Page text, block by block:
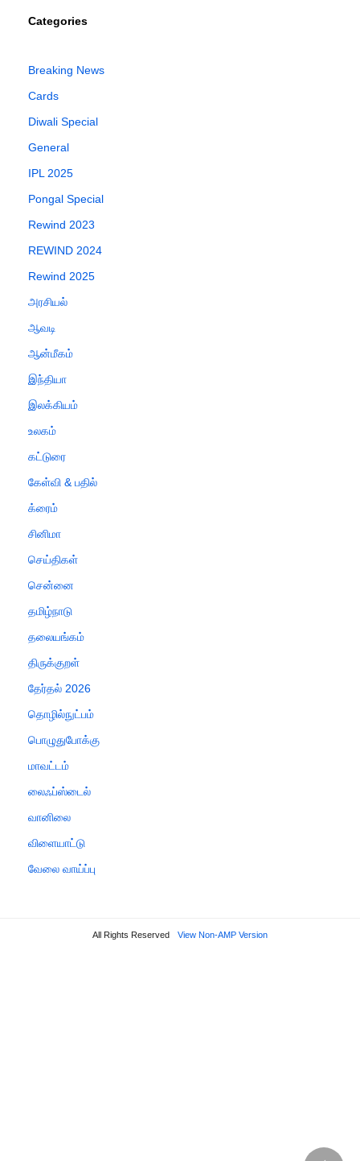
Categories
Breaking News
Cards
Diwali Special
General
IPL 2025
Pongal Special
Rewind 2023
REWIND 2024
Rewind 2025
அரசியல்
ஆவடி
ஆன்மீகம்
இந்தியா
இலக்கியம்
உலகம்
கட்டுரை
கேள்வி & பதில்
க்ரைம்
சினிமா
செய்திகள்
சென்னை
தமிழ்நாடு
தலையங்கம்
திருக்குறள்
தேர்தல் 2026
தொழில்நுட்பம்
பொழுதுபோக்கு
மாவட்டம்
லைஃப்ஸ்டைல்
வானிலை
விளையாட்டு
வேலை வாய்ப்பு
All Rights Reserved View Non-AMP Version